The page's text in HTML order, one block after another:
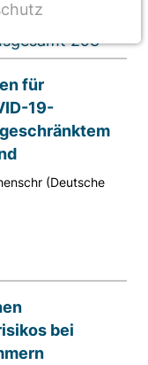
298
für
19-
(Deutsche
bei